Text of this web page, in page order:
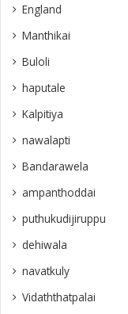
England
Manthikai
Buloli
haputale
Kalpitiya
nawalapti
Bandarawela
ampanthoddai
puthukudijiruppu
dehiwala
navatkuly
Vidaththatpalai